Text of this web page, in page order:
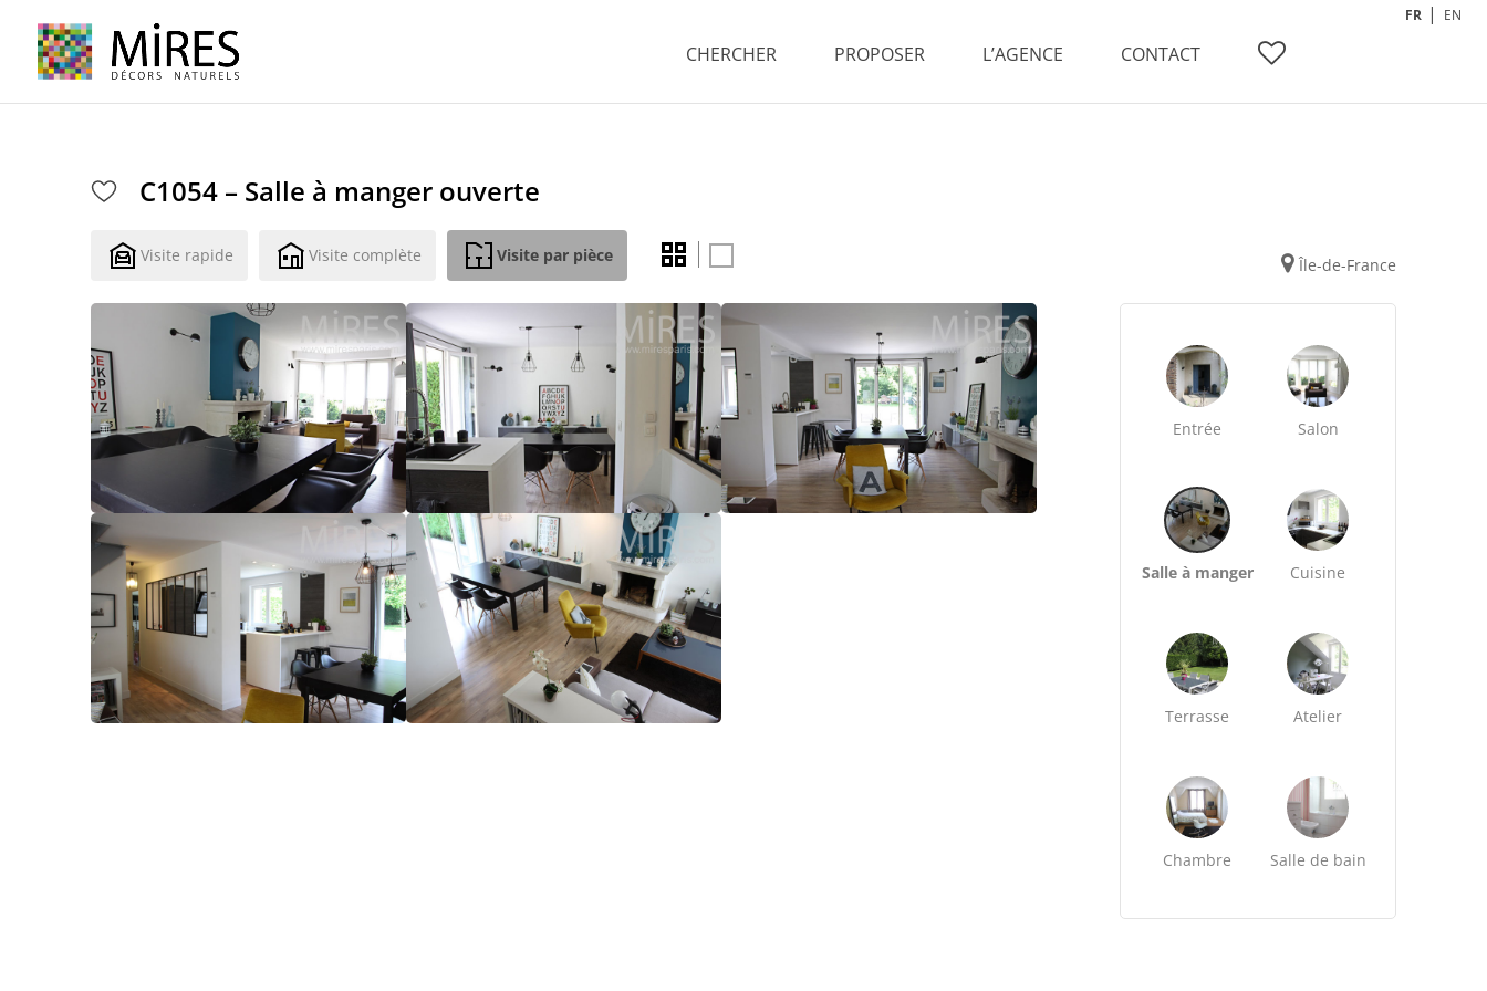
CHERCHER PROPOSER L’AGENCE CONTACT
FR EN
C1054 – Salle à manger ouverte
Visite rapide Visite complète Visite par pièce Île-de-France
Entrée Salon
Salle à manger Cuisine
Terrasse Atelier
Chambre Salle de bain